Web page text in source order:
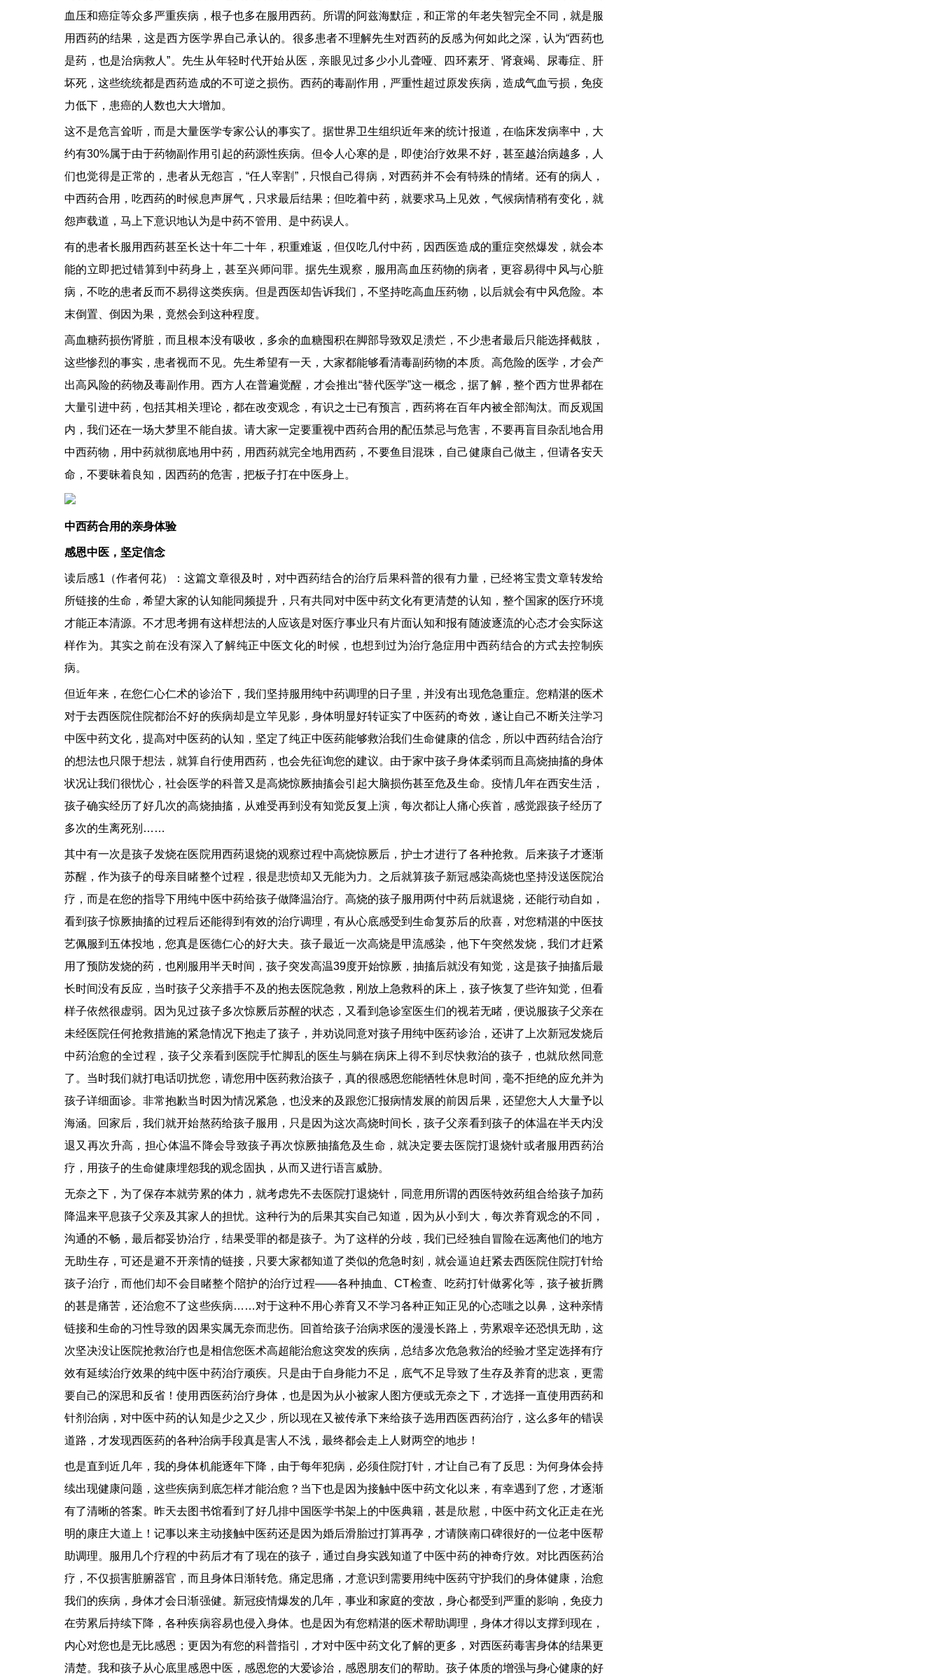
血压和癌症等众多严重疾病，根子也多在服用西药。所谓的阿兹海默症，和正常的年老失智完全不同，就是服
用西药的结果，这是西方医学界自己承认的。很多患者不理解先生对西药的反感为何如此之深，认为“西药也
是药，也是治病救人”。先生从年轻时代开始从医，亲眼见过多少小儿聋哑、四环素牙、肾衰竭、尿毒症、肝
坏死，这些统统都是西药造成的不可逆之损伤。西药的毒副作用，严重性超过原发疾病，造成气血亏损，免疫
力低下，患癌的人数也大大增加。
这不是危言耸听，而是大量医学专家公认的事实了。据世界卫生组织近年来的统计报道，在临床发病率中，大
约有30%属于由于药物副作用引起的药源性疾病。但令人心寒的是，即使治疗效果不好，甚至越治病越多，人
们也觉得是正常的，患者从无怨言，“任人宰割”，只恨自己得病，对西药并不会有特殊的情绪。还有的病人，
中西药合用，吃西药的时候息声屏气，只求最后结果；但吃着中药，就要求马上见效，气候病情稍有变化，就
怨声载道，马上下意识地认为是中药不管用、是中药误人。
有的患者长服用西药甚至长达十年二十年，积重难返，但仅吃几付中药，因西医造成的重症突然爆发，就会本
能的立即把过错算到中药身上，甚至兴师问罪。据先生观察，服用高血压药物的病者，更容易得中风与心脏
病，不吃的患者反而不易得这类疾病。但是西医却告诉我们，不坚持吃高血压药物，以后就会有中风危险。本
末倒置、倒因为果，竟然会到这种程度。
高血糖药损伤肾脏，而且根本没有吸收，多余的血糖囤积在脚部导致双足溃烂，不少患者最后只能选择截肢，
这些惨烈的事实，患者视而不见。先生希望有一天，大家都能够看清毒副药物的本质。高危险的医学，才会产
出高风险的药物及毒副作用。西方人在普遍觉醒，才会推出“替代医学”这一概念，据了解，整个西方世界都在
大量引进中药，包括其相关理论，都在改变观念，有识之士已有预言，西药将在百年内被全部淘汰。而反观国
内，我们还在一场大梦里不能自拔。请大家一定要重视中西药合用的配伍禁忌与危害，不要再盲目杂乱地合用
中西药物，用中药就彻底地用中药，用西药就完全地用西药，不要鱼目混珠，自己健康自己做主，但请各安天
命，不要昧着良知，因西药的危害，把板子打在中医身上。
中西药合用的亲身体验
感恩中医，坚定信念
读后感1（作者何花）：这篇文章很及时，对中西药结合的治疗后果科普的很有力量，已经将宝贵文章转发给
所链接的生命，希望大家的认知能同频提升，只有共同对中医中药文化有更清楚的认知，整个国家的医疗环境
才能正本清源。不才思考拥有这样想法的人应该是对医疗事业只有片面认知和报有随波逐流的心态才会实际这
样作为。其实之前在没有深入了解纯正中医文化的时候，也想到过为治疗急症用中西药结合的方式去控制疾
病。
但近年来，在您仁心仁术的诊治下，我们坚持服用纯中药调理的日子里，并没有出现危急重症。您精湛的医术
对于去西医院住院都治不好的疾病却是立竿见影，身体明显好转证实了中医药的奇效，遂让自己不断关注学习
中医中药文化，提高对中医药的认知，坚定了纯正中医药能够救治我们生命健康的信念，所以中西药结合治疗
的想法也只限于想法，就算自行使用西药，也会先征询您的建议。由于家中孩子身体柔弱而且高烧抽搐的身体
状况让我们很忧心，社会医学的科普又是高烧惊厥抽搐会引起大脑损伤甚至危及生命。疫情几年在西安生活，
孩子确实经历了好几次的高烧抽搐，从难受再到没有知觉反复上演，每次都让人痛心疾首，感觉跟孩子经历了
多次的生离死别……
其中有一次是孩子发烧在医院用西药退烧的观察过程中高烧惊厥后，护士才进行了各种抢救。后来孩子才逐渐
苏醒，作为孩子的母亲目睹整个过程，很是悲愤却又无能为力。之后就算孩子新冠感染高烧也坚持没送医院治
疗，而是在您的指导下用纯中医中药给孩子做降温治疗。高烧的孩子服用两付中药后就退烧，还能行动自如，
看到孩子惊厥抽搐的过程后还能得到有效的治疗调理，有从心底感受到生命复苏后的欣喜，对您精湛的中医技
艺佩服到五体投地，您真是医德仁心的好大夫。孩子最近一次高烧是甲流感染，他下午突然发烧，我们才赶紧
用了预防发烧的药，也刚服用半天时间，孩子突发高温39度开始惊厥，抽搐后就没有知觉，这是孩子抽搐后最
长时间没有反应，当时孩子父亲措手不及的抱去医院急救，刚放上急救科的床上，孩子恢复了些许知觉，但看
样子依然很虚弱。因为见过孩子多次惊厥后苏醒的状态，又看到急诊室医生们的视若无睹，便说服孩子父亲在
未经医院任何抢救措施的紧急情况下抱走了孩子，并劝说同意对孩子用纯中医药诊治，还讲了上次新冠发烧后
中药治愈的全过程，孩子父亲看到医院手忙脚乱的医生与躺在病床上得不到尽快救治的孩子，也就欣然同意
了。当时我们就打电话叨扰您，请您用中医药救治孩子，真的很感恩您能牺牲休息时间，毫不拒绝的应允并为
孩子详细面诊。非常抱歉当时因为情况紧急，也没来的及跟您汇报病情发展的前因后果，还望您大人大量予以
海涵。回家后，我们就开始熬药给孩子服用，只是因为这次高烧时间长，孩子父亲看到孩子的体温在半天内没
退又再次升高，担心体温不降会导致孩子再次惊厥抽搐危及生命，就决定要去医院打退烧针或者服用西药治
疗，用孩子的生命健康埋怨我的观念固执，从而又进行语言威胁。
无奈之下，为了保存本就劳累的体力，就考虑先不去医院打退烧针，同意用所谓的西医特效药组合给孩子加药
降温来平息孩子父亲及其家人的担忧。这种行为的后果其实自己知道，因为从小到大，每次养育观念的不同，
沟通的不畅，最后都妥协治疗，结果受罪的都是孩子。为了这样的分歧，我们已经独自冒险在远离他们的地方
无助生存，可还是避不开亲情的链接，只要大家都知道了类似的危急时刻，就会逼迫赶紧去西医院住院打针给
孩子治疗，而他们却不会目睹整个陪护的治疗过程——各种抽血、CT检查、吃药打针做雾化等，孩子被折腾
的甚是痛苦，还治愈不了这些疾病……对于这种不用心养育又不学习各种正知正见的心态嗤之以鼻，这种亲情
链接和生命的习性导致的因果实属无奈而悲伤。回首给孩子治病求医的漫漫长路上，劳累艰辛还恐惧无助，这
次坚决没让医院抢救治疗也是相信您医术高超能治愈这突发的疾病，总结多次危急救治的经验才坚定选择有疗
效有延续治疗效果的纯中医中药治疗顽疾。只是由于自身能力不足，底气不足导致了生存及养育的悲哀，更需
要自己的深思和反省！使用西医药治疗身体，也是因为从小被家人图方便或无奈之下，才选择一直使用西药和
针剂治病，对中医中药的认知是少之又少，所以现在又被传承下来给孩子选用西医西药治疗，这么多年的错误
道路，才发现西医药的各种治病手段真是害人不浅，最终都会走上人财两空的地步！
也是直到近几年，我的身体机能逐年下降，由于每年犯病，必须住院打针，才让自己有了反思：为何身体会持
续出现健康问题，这些疾病到底怎样才能治愈？当下也是因为接触中医中药文化以来，有幸遇到了您，才逐渐
有了清晰的答案。昨天去图书馆看到了好几排中国医学书架上的中医典籍，甚是欣慰，中医中药文化正走在光
明的康庄大道上！记事以来主动接触中医药还是因为婚后滑胎过打算再孕，才请陕南口碑很好的一位老中医帮
助调理。服用几个疗程的中药后才有了现在的孩子，通过自身实践知道了中医中药的神奇疗效。对比西医药治
疗，不仅损害脏腑器官，而且身体日渐转危。痛定思痛，才意识到需要用纯中医药守护我们的身体健康，治愈
我们的疾病，身体才会日渐强健。新冠疫情爆发的几年，事业和家庭的变故，身心都受到严重的影响，免疫力
在劳累后持续下降，各种疾病容易也侵入身体。也是因为有您精湛的医术帮助调理，身体才得以支撑到现在，
内心对您也是无比感恩；更因为有您的科普指引，才对中医中药文化了解的更多，对西医药毒害身体的结果更
清楚。我和孩子从心底里感恩中医，感恩您的大爱诊治，感恩朋友们的帮助。孩子体质的增强与身心健康的好